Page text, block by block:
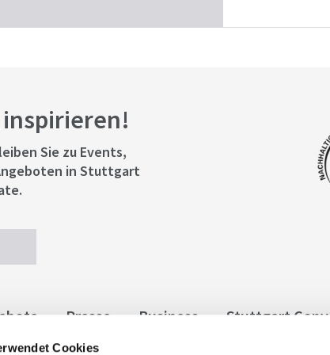
Cookies
inspirieren!
Sie zu Events,
in Stuttgart
Presse Business Stuttgart